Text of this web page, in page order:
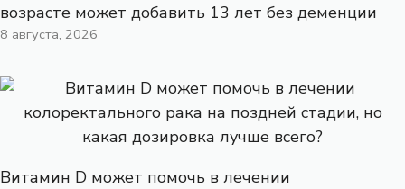
возрасте может добавить 13 лет без деменции
8 августа, 2026
Витамин D может помочь в лечении